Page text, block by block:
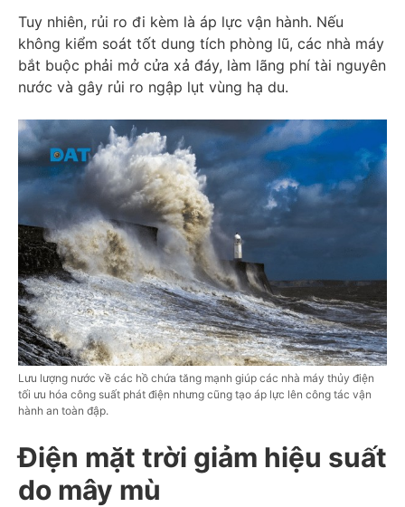
Tuy nhiên, rủi ro đi kèm là áp lực vận hành. Nếu
không kiểm soát tốt dung tích phòng lũ, các nhà máy
bắt buộc phải mở cửa xả đáy, làm lãng phí tài nguyên
nước và gây rủi ro ngập lụt vùng hạ du.
Lưu lượng nước về các hồ chứa tăng mạnh giúp các nhà máy thủy điện
tối ưu hóa công suất phát điện nhưng cũng tạo áp lực lên công tác vận
hành an toàn đập.
Điện mặt trời giảm hiệu suất
do mây mù